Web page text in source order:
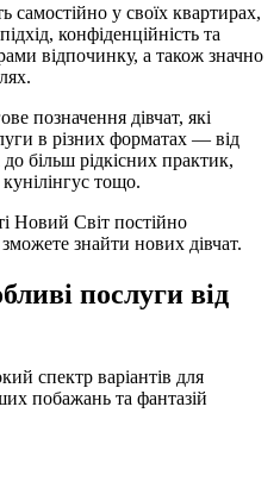
самостійно у своїх квартирах,
конфіденційність та
відпочинку, а також значно
позначення дівчат, які
в різних форматах — від
більш рідкісних практик,
тощо.
Новий Світ постійно
знайти нових дівчат.
послуги від
спектр варіантів для
побажань та фантазій